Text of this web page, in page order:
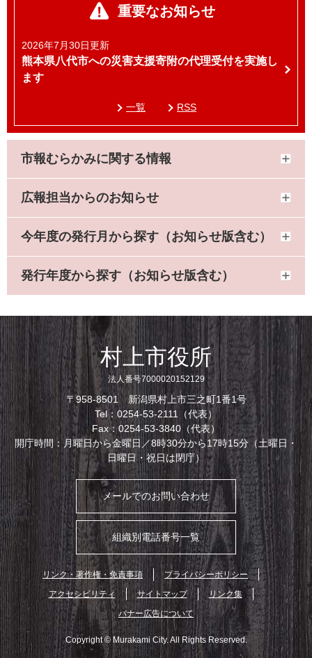
重要なお知らせ
2026年7月30日更新
熊本県八代市への災害支援寄附の代理受付を実施し
ます
一覧 RSS
市報むらかみに関する情報
広報担当からのお知らせ
今年度の発行月から探す（お知らせ版含む）
発行年度から探す（お知らせ版含む）
村上市役所
法人番号7000020152129
〒958-8501 新潟県村上市三之町1番1号
Tel：0254-53-2111（代表）
Fax：0254-53-3840（代表）
開庁時間：月曜日から金曜日／8時30分から17時15分（土曜日・
日曜日・祝日は閉庁）
メールでのお問い合わせ
組織別電話番号一覧
リンク・著作権・免責事項
プライバシーポリシー
アクセシビリティ
サイトマップ
リンク集
バナー広告について
Copyright © Murakami City. All Rights Reserved.